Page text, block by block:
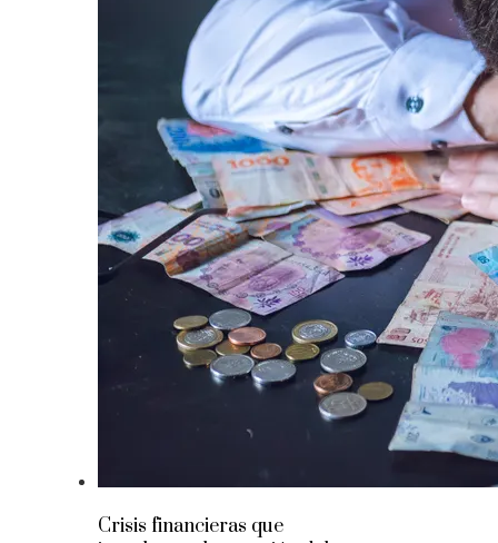
Crisis financieras que